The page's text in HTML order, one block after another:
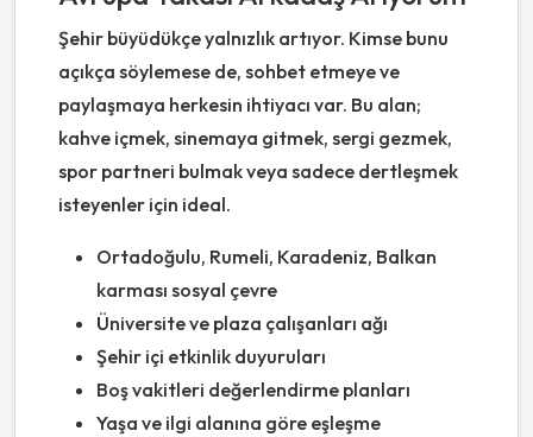
Şehir büyüdükçe yalnızlık artıyor. Kimse bunu
açıkça söylemese de, sohbet etmeye ve
paylaşmaya herkesin ihtiyacı var. Bu alan;
kahve içmek, sinemaya gitmek, sergi gezmek,
spor partneri bulmak veya sadece dertleşmek
isteyenler için ideal.
Ortadoğulu, Rumeli, Karadeniz, Balkan
karması sosyal çevre
Üniversite ve plaza çalışanları ağı
Şehir içi etkinlik duyuruları
Boş vakitleri değerlendirme planları
Yaşa ve ilgi alanına göre eşleşme